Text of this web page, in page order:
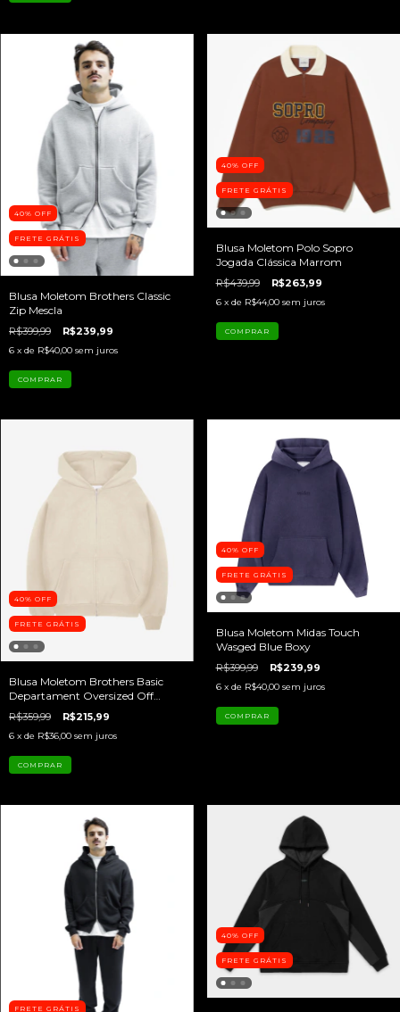
40% OFF
FRETE GRÁTIS
Blusa Moletom Brothers Classic
Zip Mescla
R$399,99 R$239,99
6 x de R$40,00 sem juros
COMPRAR
40% OFF
FRETE GRÁTIS
Blusa Moletom Polo Sopro
Jogada Clássica Marrom
R$439,99 R$263,99
6 x de R$44,00 sem juros
COMPRAR
40% OFF
FRETE GRÁTIS
Blusa Moletom Brothers Basic
Departament Oversized Off
White
R$359,99 R$215,99
6 x de R$36,00 sem juros
COMPRAR
40% OFF
FRETE GRÁTIS
Blusa Moletom Midas Touch
Wasged Blue Boxy
R$399,99 R$239,99
6 x de R$40,00 sem juros
COMPRAR
FRETE GRÁTIS
40% OFF
FRETE GRÁTIS